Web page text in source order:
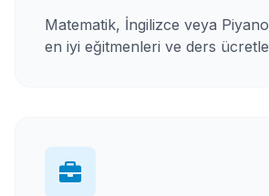
Matematik, İngilizce veya
en iyi eğitmenleri ve ders